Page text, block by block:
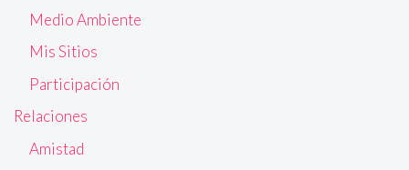
Medio Ambiente
Mis Sitios
Participación
Relaciones
Amistad